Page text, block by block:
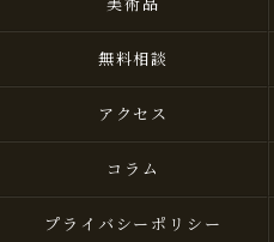
無料相談
アクセス
コラム
プライバシーポリシー